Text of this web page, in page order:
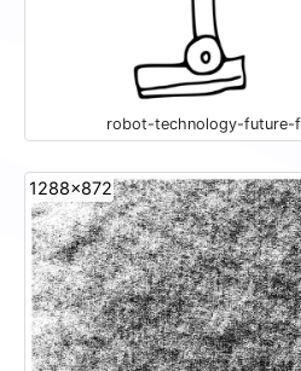
robot-technology-future-
1288x872